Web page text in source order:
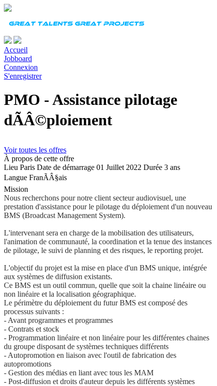
Accueil
Jobboard
Connexion
S'enregistrer
PMO - Assistance pilotage
dÃÂ©ploiement
Voir toutes les offres
À propos de cette offre
Lieu Paris Date de démarrage 01 Juillet 2022 Durée 3 ans
Langue FranÃÂ§ais
Mission
Nous recherchons pour notre client secteur audiovisuel, une
prestation d'assistance pour le pilotage du déploiement d'un nouveau
BMS (Broadcast Management System).
L'intervenant sera en charge de la mobilisation des utilisateurs,
l'animation de communauté, la coordination et la tenue des instances
de pilotage, le suivi de planning et des risques, le reporting projet.
L'objectif du projet est la mise en place d'un BMS unique, intégrée
aux systèmes de diffusion existants.
Ce BMS est un outil commun, quelle que soit la chaine linéaire ou
non linéaire et la localisation géographique.
Le périmètre du déploiement du futur BMS est composé des
processus suivants :
- Avant programmes et programmes
- Contrats et stock
- Programmation linéaire et non linéaire pour les différentes chaines
du groupe disposant de systèmes techniques différents
- Autopromotion en liaison avec l'outil de fabrication des
autopromotions
- Gestion des médias en liant avec tous les MAM
- Post-diffusion et droits d'auteur depuis les différents systèmes